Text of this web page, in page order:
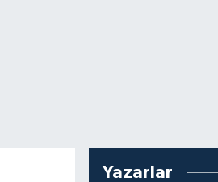
Yazarlar